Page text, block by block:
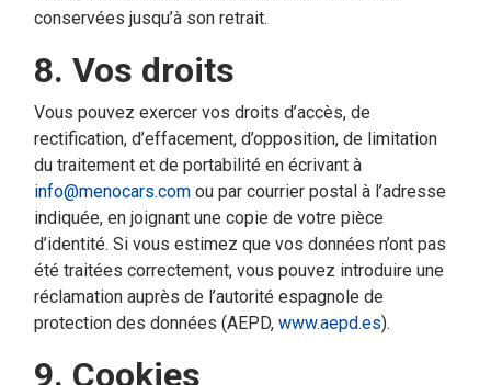
conservées jusqu’à son retrait.
8. Vos droits
Vous pouvez exercer vos droits d’accès, de
rectification, d’effacement, d’opposition, de limitation
du traitement et de portabilité en écrivant à
info@menocars.com ou par courrier postal à l’adresse
indiquée, en joignant une copie de votre pièce
d’identité. Si vous estimez que vos données n’ont pas
été traitées correctement, vous pouvez introduire une
réclamation auprès de l’autorité espagnole de
protection des données (AEPD, www.aepd.es).
9. Cookies